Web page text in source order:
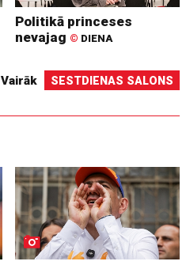
Politikā princeses
nevajag © DIENA
Vairāk SESTDIENAS SALONS